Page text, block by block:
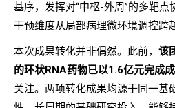
基序，发挥对“中枢-外周”的多靶
干预维度从局部病理微环境调控跨
本次成果转化并非偶然。此前， 该
的环状RNA药物已以1.6亿元完成
关注。两项转化成果均源于同一基